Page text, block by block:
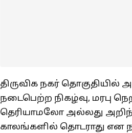
திருவிக நகர் தொகுதியில்
நடைபெற்ற நிகழ்வு, மரபு
தெரியாமலோ அல்லது
காலங்களில் தொடராது என